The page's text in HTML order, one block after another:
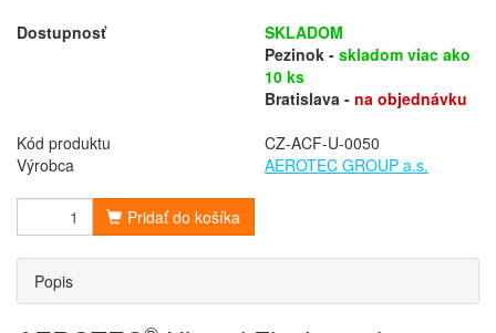
Dostupnosť
SKLADOM
Pezinok - skladom viac ako
10 ks
Bratislava - na objednávku
Kód produktu
CZ-ACF-U-0050
Výrobca
AEROTEC GROUP a.s.
Pridať do košíka
Popis